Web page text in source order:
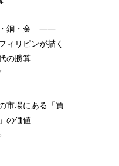
・銅・金 ——
ィリピンが描く
の勝算
市場にある「買
の価値